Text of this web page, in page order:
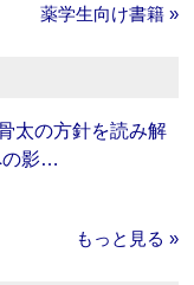
薬学生向け書籍 »
太の方針を読み解
の影…
もっと見る »